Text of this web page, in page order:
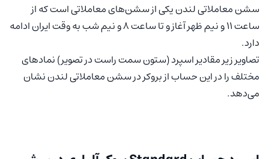
سشن معاملاتی لندن یکی از سشن‌های معاملاتی است که از
ساعت ۱۱ و نیم ظهر آغاز و تا ساعت ۸ و نیم شب به وقت ایران ادامه
دارد.
تصاویر زیر مقادیر اسپرد (ستون سمت راست در تصویر) نمادهای
مختلف را در این حساب از بروکر در سشن معاملاتی لندن نشان
می‌دهد.